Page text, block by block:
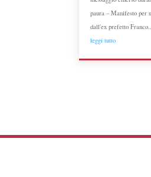
paura – Manifesto per
dall'ex prefetto
leggi tutto